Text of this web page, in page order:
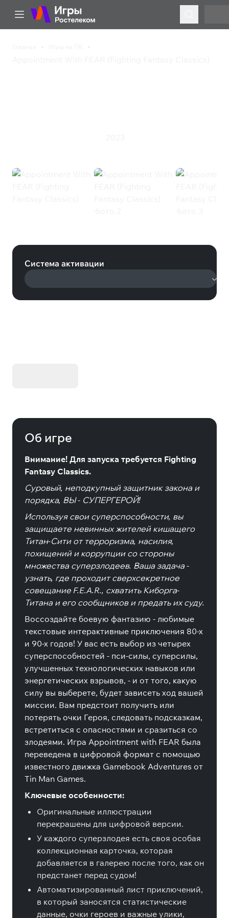
Система активации
Об игре
Внимание! Для запуска требуется Fighting
Fantasy Classics.
Суровый, неподкупный защитник закона и
порядка, ВЫ - СУПЕРГЕРОЙ!
Используя свои суперспособности, вы
защищаете невинных жителей кишащего
Титан-Сити от терроризма, насилия,
похищений и коррупции со стороны
множества суперзлодеев. Ваша задача -
узнать, где проходит сверхсекретное
совещание F.E.A.R., схватить Киборга-
Титана и его сообщников и предать их суду.
Воссоздайте боевую фантазию - любимые
текстовые интерактивные приключения 80-х
и 90-х годов! У вас есть выбор из четырех
суперспособностей - пси-силы, суперсилы,
улучшенных технологических навыков или
энергетических взрывов, - и от того, какую
силу вы выберете, будет зависеть ход вашей
миссии. Вам предстоит получить или
потерять очки Героя, следовать подсказкам,
встретиться с опасностями и сразиться со
злодеями. Игра Appointment with FEAR была
переведена в цифровой формат с помощью
известного движка Gamebook Adventures от
Tin Man Games.
Ключевые особенности:
Оригинальные иллюстрации
перекрашены для цифровой версии.
У каждого суперзлодея есть своя особая
коллекционная карточка, которая
добавляется в галерею после того, как он
предстанет перед судом!
Автоматизированный лист приключений,
в который заносятся статистические
данные, очки героев и важные улики,